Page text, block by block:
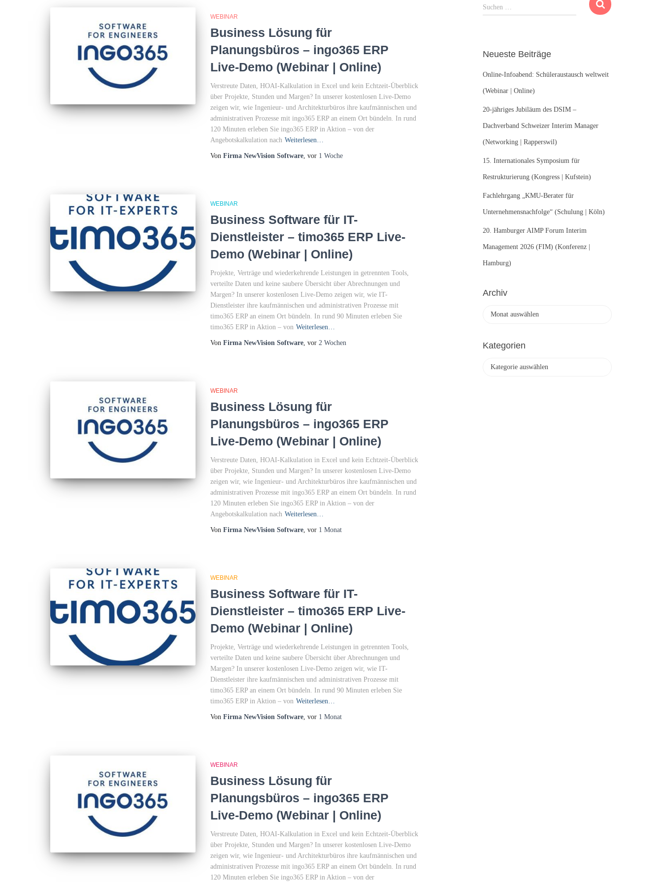
WEBINAR
Business Lösung für
Planungsbüros – ingo365 ERP
Live-Demo (Webinar | Online)
Verstreute Daten, HOAI-Kalkulation in Excel und kein Echtzeit-Überblick
über Projekte, Stunden und Margen? In unserer kostenlosen Live-Demo
zeigen wir, wie Ingenieur- und Architekturbüros ihre kaufmännischen und
administrativen Prozesse mit ingo365 ERP an einem Ort bündeln. In rund
120 Minuten erleben Sie ingo365 ERP in Aktion – von der
Angebotskalkulation nach Weiterlesen…
Von Firma NewVision Software , vor 1 Woche
WEBINAR
Business Software für IT-
Dienstleister – timo365 ERP Live-
Demo (Webinar | Online)
Projekte, Verträge und wiederkehrende Leistungen in getrennten Tools,
verteilte Daten und keine saubere Übersicht über Abrechnungen und
Margen? In unserer kostenlosen Live-Demo zeigen wir, wie IT-
Dienstleister ihre kaufmännischen und administrativen Prozesse mit
timo365 ERP an einem Ort bündeln. In rund 90 Minuten erleben Sie
timo365 ERP in Aktion – von Weiterlesen…
Von Firma NewVision Software , vor 2 Wochen
WEBINAR
Business Lösung für
Planungsbüros – ingo365 ERP
Live-Demo (Webinar | Online)
Verstreute Daten, HOAI-Kalkulation in Excel und kein Echtzeit-Überblick
über Projekte, Stunden und Margen? In unserer kostenlosen Live-Demo
zeigen wir, wie Ingenieur- und Architekturbüros ihre kaufmännischen und
administrativen Prozesse mit ingo365 ERP an einem Ort bündeln. In rund
120 Minuten erleben Sie ingo365 ERP in Aktion – von der
Angebotskalkulation nach Weiterlesen…
Von Firma NewVision Software , vor 1 Monat
WEBINAR
Business Software für IT-
Dienstleister – timo365 ERP Live-
Demo (Webinar | Online)
Projekte, Verträge und wiederkehrende Leistungen in getrennten Tools,
verteilte Daten und keine saubere Übersicht über Abrechnungen und
Margen? In unserer kostenlosen Live-Demo zeigen wir, wie IT-
Dienstleister ihre kaufmännischen und administrativen Prozesse mit
timo365 ERP an einem Ort bündeln. In rund 90 Minuten erleben Sie
timo365 ERP in Aktion – von Weiterlesen…
Von Firma NewVision Software , vor 1 Monat
WEBINAR
Business Lösung für
Planungsbüros – ingo365 ERP
Live-Demo (Webinar | Online)
Verstreute Daten, HOAI-Kalkulation in Excel und kein Echtzeit-Überblick
über Projekte, Stunden und Margen? In unserer kostenlosen Live-Demo
zeigen wir, wie Ingenieur- und Architekturbüros ihre kaufmännischen und
administrativen Prozesse mit ingo365 ERP an einem Ort bündeln. In rund
120 Minuten erleben Sie ingo365 ERP in Aktion – von der
u
n
a
c
:
Suchen …
Neueste Beiträge
Online-Infoabend: Schüleraustausch weltweit
(Webinar | Online)
20-jähriges Jubiläum des DSIM –
Dachverband Schweizer Interim Manager
(Networking | Rapperswil)
15. Internationales Symposium für
Restrukturierung (Kongress | Kufstein)
Fachlehrgang „KMU-Berater für
Unternehmensnachfolge“ (Schulung | Köln)
20. Hamburger AIMP Forum Interim
Management 2026 (FIM) (Konferenz |
Hamburg)
Archiv
h
Kategorien